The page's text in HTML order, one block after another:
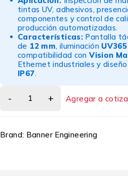
tintas UV, adhesivos,
componentes y control de
producción automatizadas.
Características: Pantalla
de 12 mm, iluminación UV365
compatibilidad conVision
Ethernet industriales y
IP67.
Agregar a
Brand: Banner Engineering